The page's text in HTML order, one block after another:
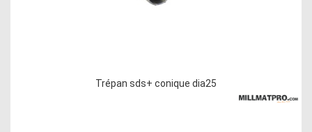
Trépan sds+ conique dia25